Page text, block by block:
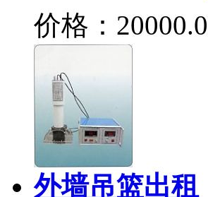
价格：
外墙吊篮出租